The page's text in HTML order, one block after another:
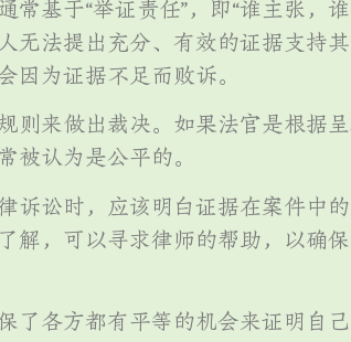
基于“举证责任”，即“谁主张，
无法提出充分、有效的证据支持
因为证据不足而败诉。
则来做出裁决。如果法官是根据
被认为是公平的。
诉讼时，应该明白证据在案件中
解，可以寻求律师的帮助，以确
了各方都有平等的机会来证明自